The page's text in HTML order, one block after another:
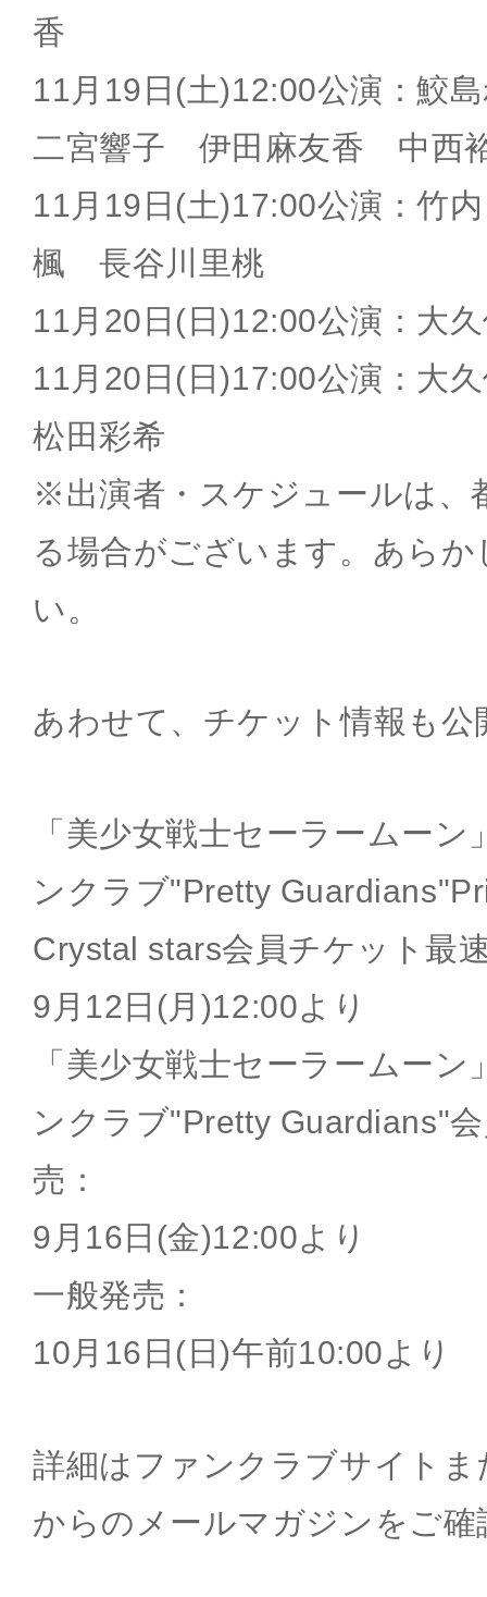
香
11月19日(土)12:00公演：
二宮響子 伊田麻友香 中西
11月19日(土)17:00公演：
楓 長谷川里桃
11月20日(日)12:00公演：大
11月20日(日)17:00公演：
松田彩希
※出演者・スケジュールは、
る場合がございます。あら
い。
あわせて、チケット情報も
「美少女戦士セーラームー
ンクラブ"Pretty
Crystal stars会員チケット最
9月12日(月)12:00より
「美少女戦士セーラームー
ンクラブ"Pretty Guardians"
売：
9月16日(金)12:00より
一般発売：
10月16日(日)午前10:00より
詳細はファンクラブサイト
からのメールマガジンをご